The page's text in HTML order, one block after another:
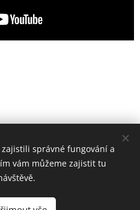
těchto stránek nebyly zlomeny
paličky.
je
Relax Radio
zajistili správné fungování a
vám můžeme zajistit tu